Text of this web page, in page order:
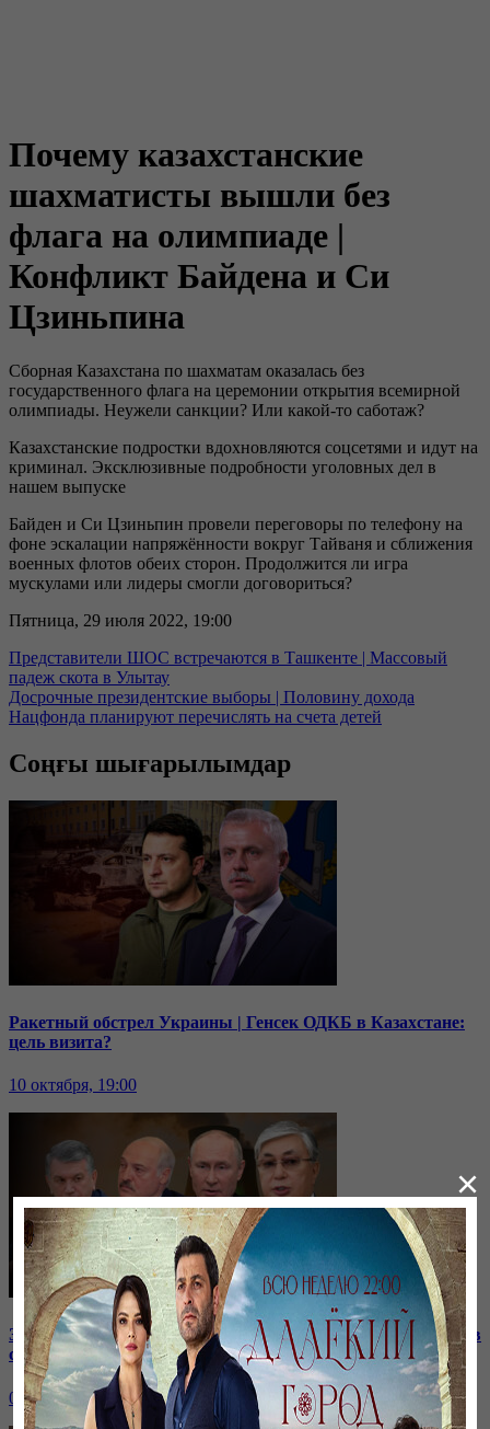
Почему казахстанские
шахматисты вышли без
флага на олимпиаде |
Конфликт Байдена и Си
Цзиньпина
Сборная Казахстана по шахматам оказалась без
государственного флага на церемонии открытия всемирной
олимпиады. Неужели санкции? Или какой-то саботаж?
Казахстанские подростки вдохновляются соцсетями и идут на
криминал. Эксклюзивные подробности уголовных дел в
нашем выпуске
Байден и Си Цзиньпин провели переговоры по телефону на
фоне эскалации напряжённости вокруг Тайваня и сближения
военных флотов обеих сторон. Продолжится ли игра
мускулами или лидеры смогли договориться?
Пятница, 29 июля 2022, 19:00
Представители ШОС встречаются в Ташкенте | Массовый
падеж скота в Улытау
Досрочные президентские выборы | Половину дохода
Нацфонда планируют перечислять на счета детей
Соңғы шығарылымдар
Ракетный обстрел Украины | Генсек ОДКБ в Казахстане:
цель визита?
10 октября, 19:00
Зачем встретились лидеры стран СНГ? | Роль Казахстана в
строительстве нашей АЭС
07 октября, 19:00
×